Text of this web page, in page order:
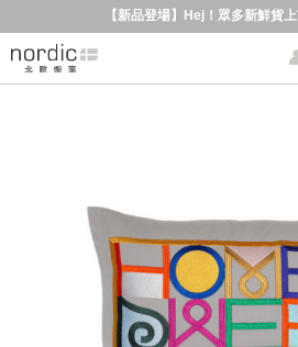
【新品登場】Hej！眾多新鮮貨